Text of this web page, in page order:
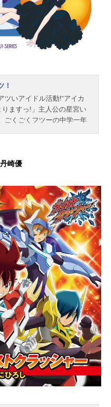
！
ツいアイドル活動!“アイカ
りますっ!」主人公の星宮い
ごくごくフツーの中学一年
ごをとりまく世界がガラリ
と出会い、アイドルとして
学びながら、いちごはアイ
ドを使って数々のオーディ
挑戦していくことに。新人
いちごの、明るく元気なア
動が幕を開ける……!作品名
！放送形態TVアニメスケジ
年10月8日（月）〜2013
日（木）テレビ東京ほか話数
ャスト星宮いちご：諸星す
あおい：田所あずさ紫吹
彩香有栖川おとめ：黒沢と
ユリカ：沼倉愛美北大路さ
野希世乃一ノ瀬かえで：三
神崎美月：寿美菜子星宮り
登麻美子星宮らいち：瀬戸
石織姫：松谷彼哉ジョニー
村真スタッフ原作：サンラ
：サンライズ（BNPicture
丹崎優